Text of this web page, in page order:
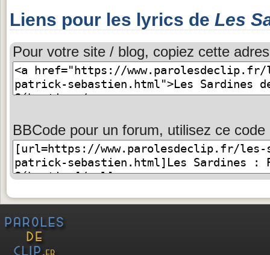
Liens pour les lyrics de Les
Pour votre site / blog, copiez cette
BBCode pour un forum, utilisez ce code